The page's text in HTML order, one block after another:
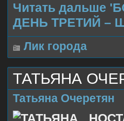
Читать дальше
ДЕНЬ ТРЕТИЙ –
Лик города
ТАТЬЯНА
Татьяна Очеретян